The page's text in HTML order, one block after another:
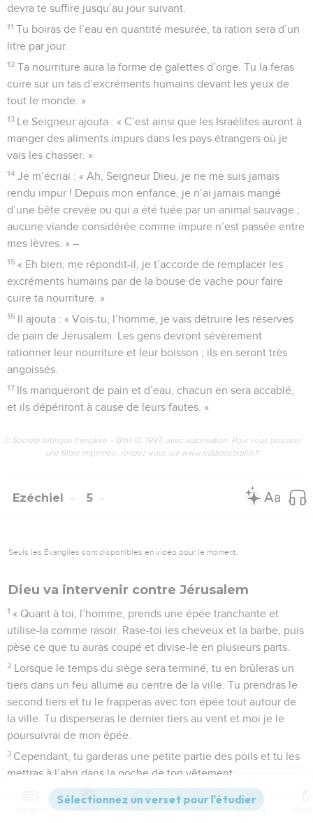
devra te suffire jusqu’au jour suivant.
11 Tu boiras de l’eau en quantité mesurée, ta ration sera d’un
litre par jour.
12 Ta nourriture aura la forme de galettes d’orge. Tu la feras
cuire sur un tas d’excréments humains devant les yeux de
tout le monde. »
13 Le Seigneur ajouta : « C’est ainsi que les Israélites auront à
manger des aliments impurs dans les pays étrangers où je
vais les chasser. »
14 Je m’écriai : « Ah, Seigneur Dieu, je ne me suis jamais
rendu impur ! Depuis mon enfance, je n’ai jamais mangé
d’une bête crevée ou qui a été tuée par un animal sauvage ;
aucune viande considérée comme impure n’est passée entre
mes lèvres. » –
15 « Eh bien, me répondit-il, je t’accorde de remplacer les
excréments humains par de la bouse de vache pour faire
cuire ta nourriture. »
16 Il ajouta : « Vois-tu, l’homme, je vais détruire les réserves
de pain de Jérusalem. Les gens devront sévèrement
rationner leur nourriture et leur boisson ; ils en seront très
angoissés.
17 Ils manqueront de pain et d’eau, chacun en sera accablé,
et ils dépériront à cause de leurs fautes. »
© Société biblique française – Bibli’O, 1997, avec autorisation. Pour vous procurer
une Bible imprimée, rendez-vous sur www.editionsbiblio.fr
Ezéchiel 5
Seuls les Évangiles sont disponibles en vidéo pour le moment.
Dieu va intervenir contre Jérusalem
1 « Quant à toi, l’homme, prends une épée tranchante et
utilise-la comme rasoir. Rase-toi les cheveux et la barbe, puis
pèse ce que tu auras coupé et divise-le en plusieurs parts.
2 Lorsque le temps du siège sera terminé, tu en brûleras un
tiers dans un feu allumé au centre de la ville. Tu prendras le
second tiers et tu le frapperas avec ton épée tout autour de
la ville. Tu disperseras le dernier tiers au vent et moi je le
poursuivrai de mon épée.
3 Cependant, tu garderas une petite partie des poils et tu les
mettras à l’abri dans la poche de ton vêtement.
Tu en prélèveras quelques-uns pour les jeter au feu et les
brûler ; et le feu atteindra tout le peuple d’Israël.
Versions Commentaires Strong